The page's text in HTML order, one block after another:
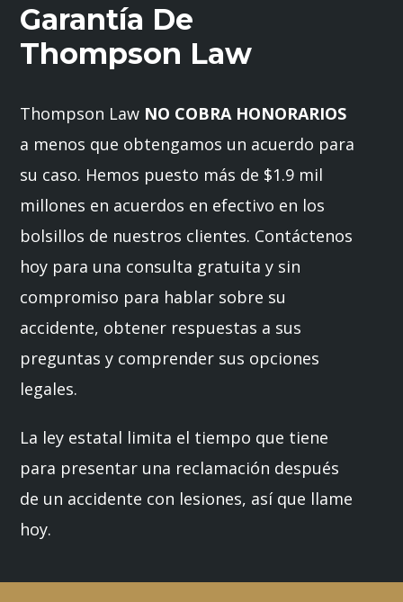
Garantía De
Thompson Law
Thompson Law NO COBRA HONORARIOS
a menos que obtengamos un acuerdo para
su caso. Hemos puesto más de $1.9 mil
millones en acuerdos en efectivo en los
bolsillos de nuestros clientes. Contáctenos
hoy para una consulta gratuita y sin
compromiso para hablar sobre su
accidente, obtener respuestas a sus
preguntas y comprender sus opciones
legales.
La ley estatal limita el tiempo que tiene
para presentar una reclamación después
de un accidente con lesiones, así que llame
hoy.